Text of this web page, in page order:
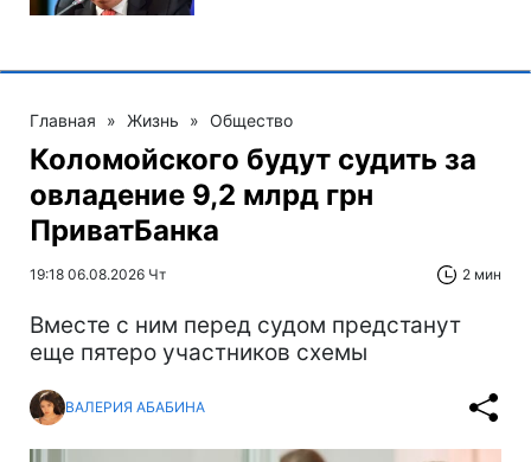
Главная » Жизнь » Общество
Коломойского будут судить за
овладение 9,2 млрд грн
ПриватБанка
19:18 06.08.2026 Чт 2 мин
Вместе с ним перед судом предстанут
еще пятеро участников схемы
ВАЛЕРИЯ АБАБИНА